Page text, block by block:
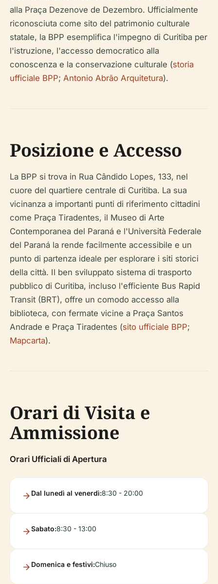
alla Praça Dezenove de Dezembro. Ufficialmente
riconosciuta come sito del patrimonio culturale
statale, la BPP esemplifica l'impegno di Curitiba per
l'istruzione, l'accesso democratico alla
conoscenza e la conservazione culturale (storia
ufficiale BPP; Antonio Abrão Arquitetura).
Posizione e Accesso
La BPP si trova in Rua Cândido Lopes, 133, nel
cuore del quartiere centrale di Curitiba. La sua
vicinanza a importanti punti di riferimento cittadini
come Praça Tiradentes, il Museo di Arte
Contemporanea del Paraná e l'Università Federale
del Paraná la rende facilmente accessibile e un
punto di partenza ideale per esplorare i siti storici
della città. Il ben sviluppato sistema di trasporto
pubblico di Curitiba, incluso l'efficiente Bus Rapid
Transit (BRT), offre un comodo accesso alla
biblioteca, con fermate vicine a Praça Santos
Andrade e Praça Tiradentes (sito ufficiale BPP;
Mapcarta).
Orari di Visita e
Ammissione
Orari Ufficiali di Apertura
Dal lunedì al venerdì:8:30 - 20:00
Sabato:8:30 - 13:00
Domenica e festivi:Chiuso